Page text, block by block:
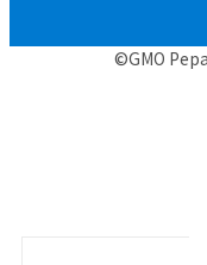
当社は、前
トの参加に
といいます
©GMO